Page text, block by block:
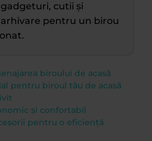
cutii și
pentru un birou
biroului de acasă
pentru biroul tău de acasă
și confortabil
pentru o eficiență